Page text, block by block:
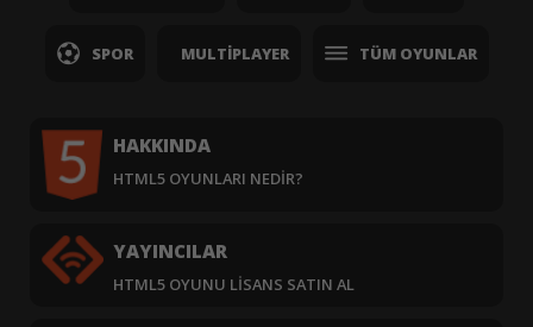
SPOR MULTIPLAYER TÜM OYUNLAR
HAKKINDA
HTML5 OYUNLARI NEDIR?
YAYINCILAR
HTML5 OYUNU LISANS SATIN AL